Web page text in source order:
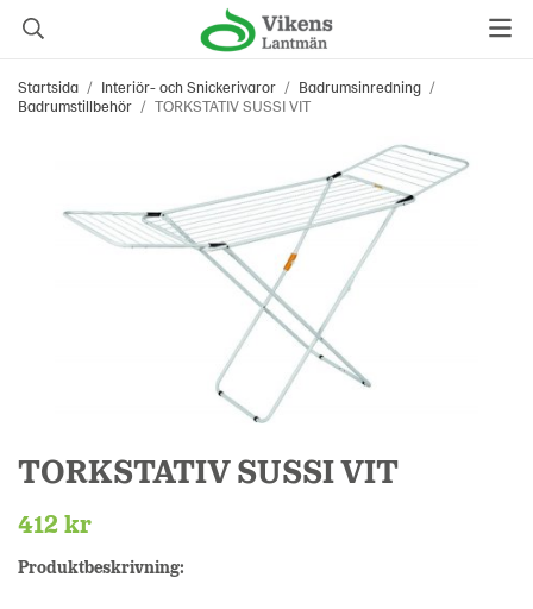
Startsida / Interiör- och Snickerivaror / Badrumsinredning /
Badrumstillbehör / TORKSTATIV SUSSI VIT
TORKSTATIV SUSSI VIT
412 kr
Produktbeskrivning: